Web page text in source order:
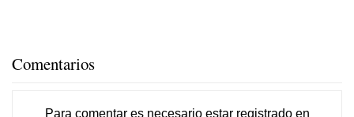
Comentarios
Para comentar es necesario estar registradoen